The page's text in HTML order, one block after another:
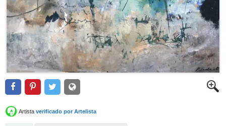
Artista verificado por Artelista